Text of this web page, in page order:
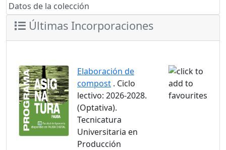
Datos de la colección
Últimas Incorporaciones
Elaboración de
compost . Ciclo
lectivo: 2026-2028.
(Optativa).
Tecnicatura
Universitaria en
Producción